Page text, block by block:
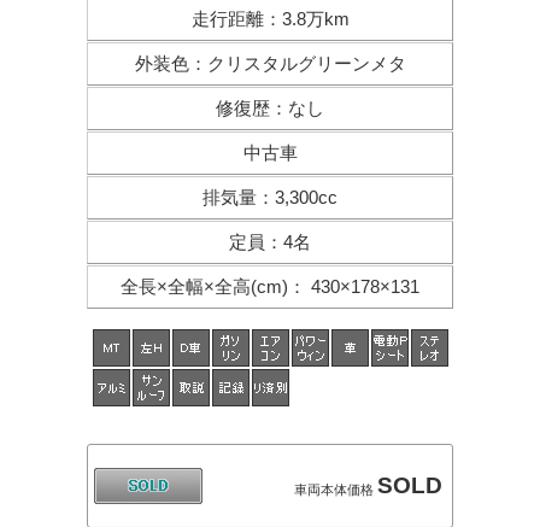
走行距離： 3.8万km
外装色： クリスタルグリーンメタ
修復歴 ： なし
中古車
排気量 ： 3,300cc
定員 ： 4名
全長×全幅×全高(cm) ： 430×178×131
車両本体価格 SOLD